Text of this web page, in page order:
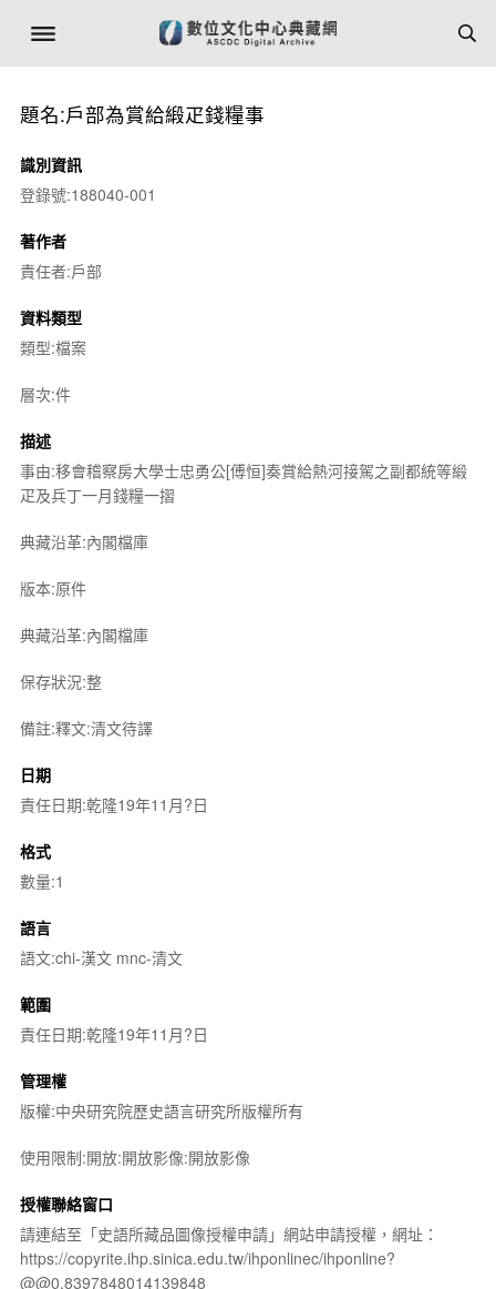
題名:戶部為賞給緞疋錢糧事
識別資訊
登錄號:188040-001
著作者
責任者:戶部
資料類型
類型:檔案
層次:件
描述
事由:移會稽察房大學士忠勇公[傅恒]奏賞給熱河接駕之副都統等緞
疋及兵丁一月錢糧一摺
典藏沿革:內閣檔庫
版本:原件
典藏沿革:內閣檔庫
保存狀況:整
備註:釋文:清文待譯
日期
責任日期:乾隆19年11月?日
格式
數量:1
語言
語文:chi-漢文 mnc-清文
範圍
責任日期:乾隆19年11月?日
管理權
版權:中央研究院歷史語言研究所版權所有
使用限制:開放:開放影像:開放影像
授權聯絡窗口
請連結至「史語所藏品圖像授權申請」網站申請授權，網址：
https://copyrite.ihp.sinica.edu.tw/ihponlinec/ihponline?
@@0.8397848014139848